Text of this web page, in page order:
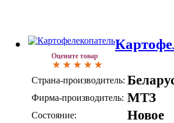
Оцените товар
Страна-производитель:
Фирма-производитель: МТЗ
Состояние: Новое